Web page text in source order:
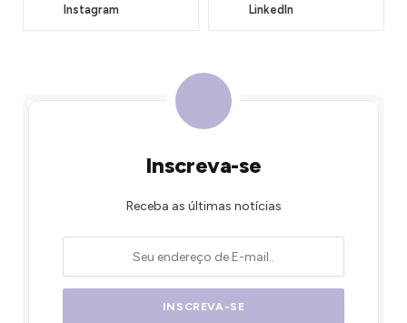
Instagram LinkedIn
Inscreva-se
Receba as últimas notícias